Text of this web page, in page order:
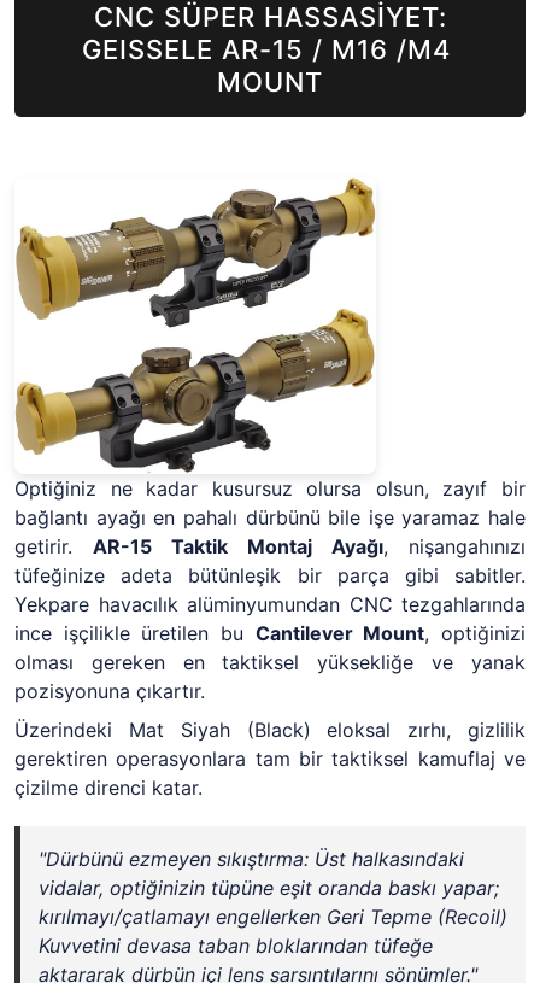
CNC SÜPER HASSASİYET:
GEISSELE AR-15 / M16 /M4
MOUNT
Optiğiniz ne kadar kusursuz olursa olsun, zayıf bir
bağlantı ayağı en pahalı dürbünü bile işe yaramaz hale
getirir. AR-15 Taktik Montaj Ayağı, nişangahınızı
tüfeğinize adeta bütünleşik bir parça gibi sabitler.
Yekpare havacılık alüminyumundan CNC tezgahlarında
ince işçilikle üretilen bu Cantilever Mount, optiğinizi
olması gereken en taktiksel yüksekliğe ve yanak
pozisyonuna çıkartır.
Üzerindeki Mat Siyah (Black) eloksal zırhı, gizlilik
gerektiren operasyonlara tam bir taktiksel kamuflaj ve
çizilme direnci katar.
"Dürbünü ezmeyen sıkıştırma: Üst halkasındaki
vidalar, optiğinizin tüpüne eşit oranda baskı yapar;
kırılmayı/çatlamayı engellerken Geri Tepme (Recoil)
Kuvvetini devasa taban bloklarından tüfeğe
aktararak dürbün içi lens sarsıntılarını sönümler."